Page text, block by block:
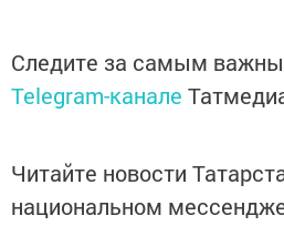
Следите за самым
Telegram-канале
Читайте новости
национальном